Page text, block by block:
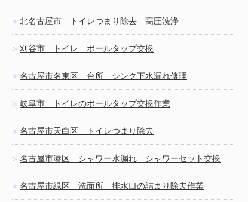
北名古屋市 トイレつまり除去 高圧洗浄
刈谷市 トイレ ボールタップ交換
名古屋市名東区 台所 シンク下水漏れ修理
岐阜市 トイレのボールタップ交換作業
名古屋市天白区 トイレつまり除去
名古屋市港区 シャワー水漏れ シャワーセット交換
名古屋市緑区 洗面所 排水口の詰まり除去作業